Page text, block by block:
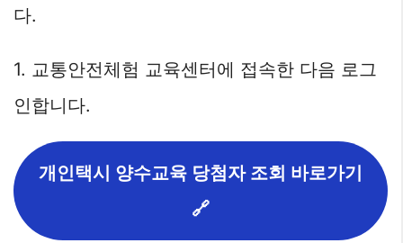
다.
1. 교통안전체험 교육센터에 접속한 다음 로그
인합니다.
개인택시 양수교육 당첨자 조회 바로가기
🔗